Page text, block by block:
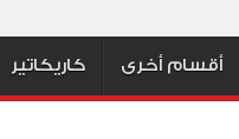
أقسام أخرى كاريكاتير